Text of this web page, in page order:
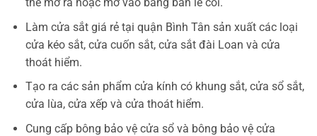
Làm cửa sắt giá rẻ tại quận Bình Tân sản xuất các loại
cửa kéo sắt, cửa cuốn sắt, cửa sắt đài Loan và cửa
thoát hiểm.
Tạo ra các sản phẩm cửa kính có khung sắt, cửa sổ sắt,
cửa lùa, cửa xếp và cửa thoát hiểm.
Cung cấp bông bảo vệ cửa sổ và bông bảo vệ cửa